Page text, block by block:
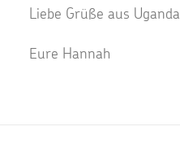
Liebe Grüße aus Uganda
Eure Hannah